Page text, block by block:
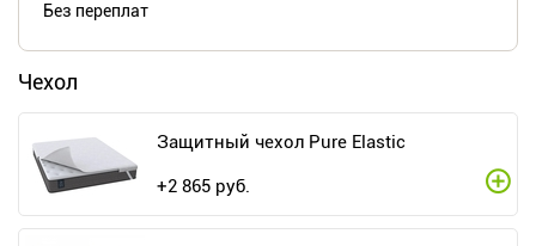
Без переплат
Чехол
Защитный чехол Pure Elastic
+2 865 руб.